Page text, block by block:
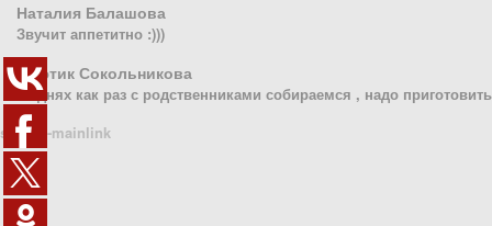
Наталия Балашова
Звучит аппетитно :)))
Анютик Сокольникова
на днях как раз с родственниками собираемся , надо
sn1410-mainlink